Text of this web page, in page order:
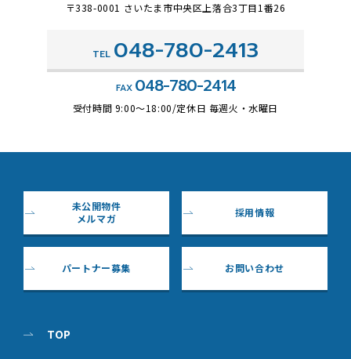
〒338-0001 さいたま市中央区上落合3丁目1番26
TEL 048-780-2413
FAX 048-780-2414
受付時間 9:00～18:00/定休日 毎週火・水曜日
未公開物件
メルマガ
採用情報
パートナー募集 お問い合わせ
TOP